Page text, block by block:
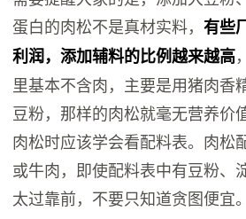
蛋白的肉松不是真材实料，有些
利润，添加辅料的比例越来越高
里基本不含肉，主要是用猪肉香
豆粉，那样的肉松就毫无营养价
肉松时应该学会看配料表。肉松
或牛肉，即使配料表中有豆粉、
太过靠前，不要只知道贪图便宜。